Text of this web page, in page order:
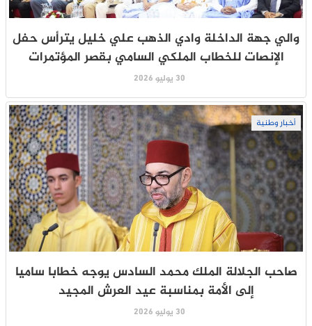
والي جهة الداخلة وادي الذهب علي خليل يترأس حفل
الإنصات للخطاب الملكي السامي بقصر المؤتمرات
30 يوليو 2026
أخبار وطنية
صاحب الجلالة الملك محمد السادس يوجه خطابا ساميا
إلى الأمة بمناسبة عيد العرش المجيد
30 يوليو 2026